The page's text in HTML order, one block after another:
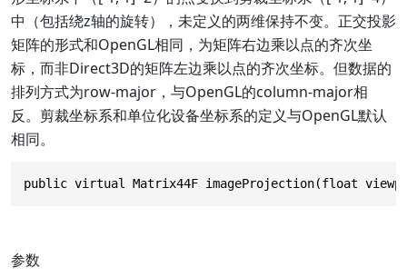
中（包括绕z轴的旋转），未定义的两维保持不变。正交投影
矩阵的形式和OpenGL相同，为矩阵右边乘以点的齐次坐
标，而非Direct3D的矩阵左边乘以点的齐次坐标。但数据的
排列方式为row-major，与OpenGL的column-major相
反。剪裁坐标系和单位化设备坐标系的定义与OpenGL默认
相同。
public virtual Matrix44F imageProjection(float
参数